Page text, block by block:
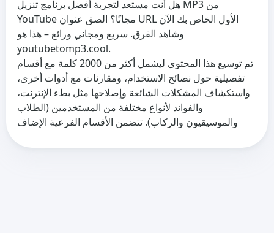
هل أنت مستعد لتجربة أفضل برنامج تنزيل MP3 من
YouTube مجانًا؟ الصق عنوان URL الأول الخاص بك الآن
وشاهد الفرق. سريع ومجاني ورائع – هذا هو
youtubetomp3.cool.
تم توسيع هذا المحتوى ليشمل أكثر من 2000 كلمة مع أقسام
تفصيلية حول نصائح الاستخدام، ومقارنات مع أدوات أخرى،
واستكشاف المشكلات الشائعة وإصلاحها مثل بطء الإنترنت،
والفوائد لأنواع مختلفة من المستخدمين (الطلاب
والموسيقيون والركاب). تتضمن الأقسام الفرعية الإضاف